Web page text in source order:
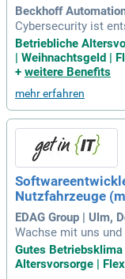
Beckhoff
Cybersecurity ist
unserer Hardware-
ierte Talente, die in
steam arbeiten
hungen schützen.
onsnetzwerken
nseres
er Automatisierung
ige Bewerbung mit
und starten Sie Ihre
Betriebliche
| Weihnachtsgeld |
+ weitere Benefits
mehr erfahren
Nutzfahrzeuge
EDAG Group | Ulm,
Wachse mit uns
als
elst innovative
ense,
Gutes
Altersvorsorge |